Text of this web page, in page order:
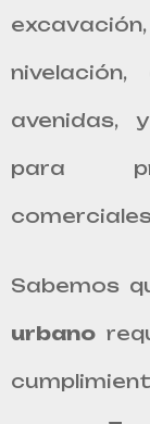
avenidas,
para
Sabemos
urbano